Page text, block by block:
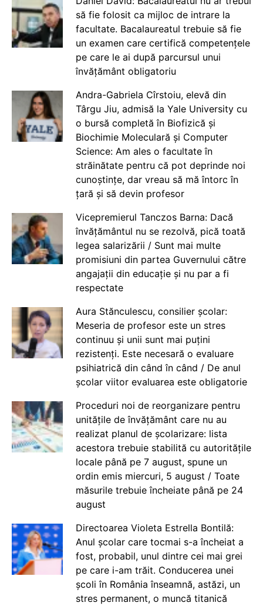
să fie folosit ca mijloc de intrare la
facultate. Bacalaureatul trebuie să fie
un examen care certifică competențele
pe care le ai după parcursul unui
învățământ obligatoriu
Andra-Gabriela Cîrstoiu, elevă din
Târgu Jiu, admisă la Yale University cu
o bursă completă în Biofizică și
Biochimie Moleculară și Computer
Science: Am ales o facultate în
străinătate pentru că pot deprinde noi
cunoștințe, dar vreau să mă întorc în
țară și să devin profesor
Vicepremierul Tanczos Barna: Dacă
învățământul nu se rezolvă, pică toată
legea salarizării / Sunt mai multe
promisiuni din partea Guvernului către
angajații din educație și nu par a fi
respectate
Aura Stănculescu, consilier școlar:
Meseria de profesor este un stres
continuu și unii sunt mai puțini
rezistenți. Este necesară o evaluare
psihiatrică din când în când / De anul
școlar viitor evaluarea este obligatorie
Proceduri noi de reorganizare pentru
unitățile de învățământ care nu au
realizat planul de școlarizare: lista
acestora trebuie stabilită cu autoritățile
locale până pe 7 august, spune un
ordin emis miercuri, 5 august / Toate
măsurile trebuie încheiate până pe 24
august
Directoarea Violeta Estrella Bontilă:
Anul școlar care tocmai s-a încheiat a
fost, probabil, unul dintre cei mai grei
pe care i-am trăit. Conducerea unei
școli în România înseamnă, astăzi, un
stres permanent, o muncă titanică